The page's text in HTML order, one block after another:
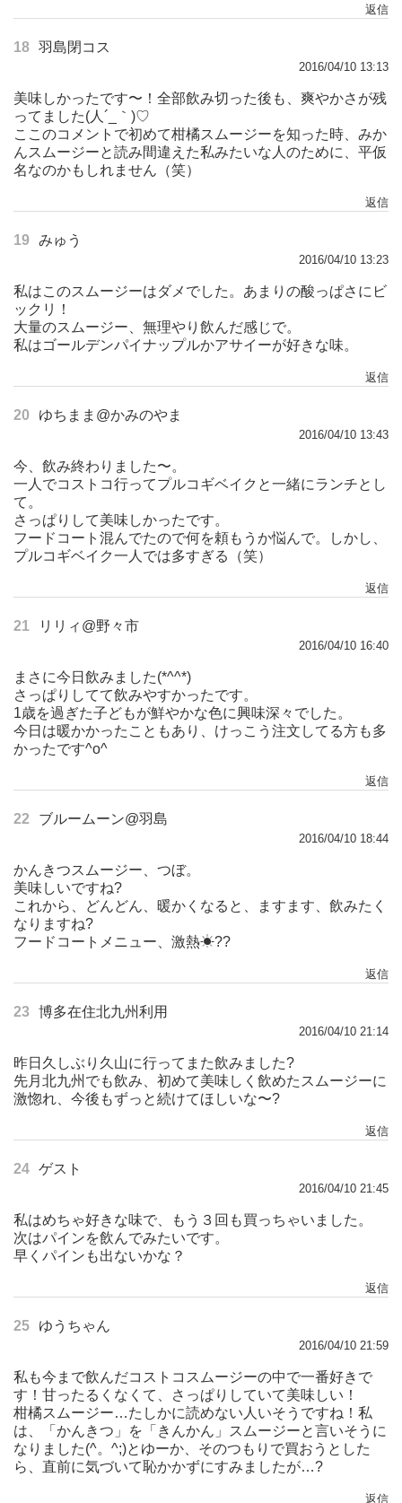
返信
18 羽島閉コス
2016/04/10 13:13
美味しかったです〜！全部飲み切った後も、爽やかさが残
ってました(人´_｀)♡
ここのコメントで初めて柑橘スムージーを知った時、みか
んスムージーと読み間違えた私みたいな人のために、平仮
名なのかもしれません（笑）
返信
19 みゅう
2016/04/10 13:23
私はこのスムージーはダメでした。あまりの酸っぱさにビ
ックリ！
大量のスムージー、無理やり飲んだ感じで。
私はゴールデンパイナップルかアサイーが好きな味。
返信
20 ゆちまま@かみのやま
2016/04/10 13:43
今、飲み終わりました〜。
一人でコストコ行ってプルコギベイクと一緒にランチとし
て。
さっぱりして美味しかったです。
フードコート混んでたので何を頼もうか悩んで。しかし、
プルコギベイク一人では多すぎる（笑）
返信
21 リリィ@野々市
2016/04/10 16:40
まさに今日飲みました(*^^*)
さっぱりしてて飲みやすかったです。
1歳を過ぎた子どもが鮮やかな色に興味深々でした。
今日は暖かかったこともあり、けっこう注文してる方も多
かったです^o^
返信
22 ブルームーン@羽島
2016/04/10 18:44
かんきつスムージー、つぼ。
美味しいですね?
これから、どんどん、暖かくなると、ますます、飲みたく
なりますね?
フードコートメニュー、激熱☀??
返信
23 博多在住北九州利用
2016/04/10 21:14
昨日久しぶり久山に行ってまた飲みました?
先月北九州でも飲み、初めて美味しく飲めたスムージーに
激惚れ、今後もずっと続けてほしいな〜?
返信
24 ゲスト
2016/04/10 21:45
私はめちゃ好きな味で、もう３回も買っちゃいました。
次はパインを飲んでみたいです。
早くパインも出ないかな？
返信
25 ゆうちゃん
2016/04/10 21:59
私も今まで飲んだコストコスムージーの中で一番好きで
す！甘ったるくなくて、さっぱりしていて美味しい！
柑橘スムージー…たしかに読めない人いそうですね！私
は、「かんきつ」を「きんかん」スムージーと言いそうに
なりました(^。^;)とゆーか、そのつもりで買おうとした
ら、直前に気づいて恥かかずにすみましたが…?
返信